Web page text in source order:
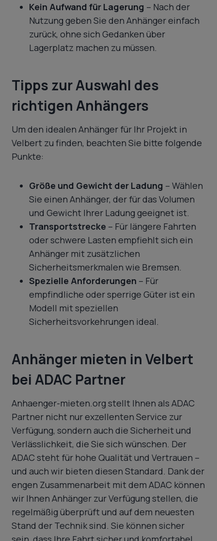
Kein Aufwand für Lagerung – Nach der
Nutzung geben Sie den Anhänger einfach
zurück, ohne sich Gedanken über
Lagerplatz machen zu müssen.
Tipps zur Auswahl des
richtigen Anhängers
Um den idealen Anhänger für Ihr Projekt in
Velbert zu finden, beachten Sie bitte folgende
Punkte:
Größe und Gewicht der Ladung – Wählen
Sie einen Anhänger, der für das Volumen
und Gewicht Ihrer Ladung geeignet ist.
Transportstrecke – Für längere Fahrten
oder schwere Lasten empfiehlt sich ein
Anhänger mit zusätzlichen
Sicherheitsmerkmalen wie Bremsen.
Spezielle Anforderungen – Für
empfindliche oder sperrige Güter ist ein
Modell mit speziellen
Sicherheitsvorkehrungen ideal.
Anhänger mieten in Velbert
bei ADAC Partner
Anhaenger-mieten.org stellt Ihnen als ADAC
Partner nicht nur exzellenten Service zur
Verfügung, sondern auch die Sicherheit und
Verlässlichkeit, die Sie sich wünschen. Der
ADAC steht für hohe Qualität und Vertrauen –
und auch wir bieten diesen Standard. Dank der
engen Zusammenarbeit mit dem ADAC können
wir Ihnen Anhänger zur Verfügung stellen, die
regelmäßig überprüft und auf dem neuesten
Stand der Technik sind. Sie können sicher